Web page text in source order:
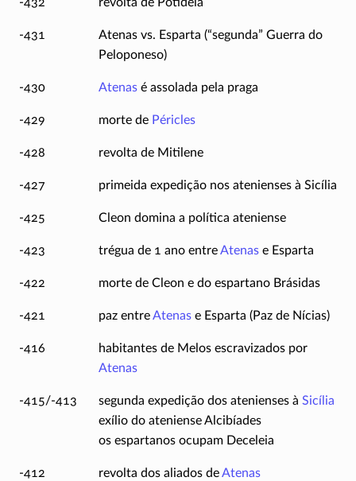
-432 revolta de Potideia
-431
Atenas vs. Esparta (“segunda” Guerra do
Peloponeso)
-430 Atenas é assolada pela praga
-429 morte de Péricles
-428 revolta de Mitilene
-427 primeida expedição nos atenienses à Sicília
-425 Cleon domina a política ateniense
-423 trégua de 1 ano entreAtenas e Esparta
-422 morte de Cleon e do espartano Brásidas
-421 paz entreAtenas e Esparta (Paz de Nícias)
-416
habitantes de Melos escravizados por
Atenas
-415/-413 segunda expedição dos atenienses à Sicília
exílio do ateniense Alcibíades
os espartanos ocupam Deceleia
-412 revolta dos aliados deAtenas